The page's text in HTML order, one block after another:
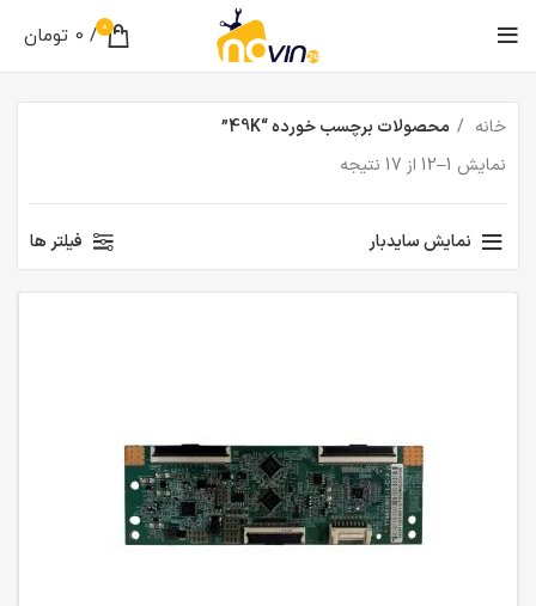
0
/ تومان 0
خانه
محصولات برچسب خورده “49K”
نمایش 1–12 از 17 نتیجه
نمایش سایدبار فیلتر ها